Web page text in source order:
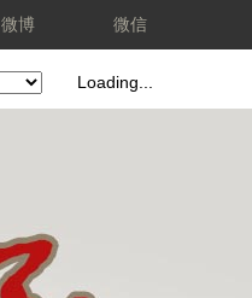
微博 微信
Loading...